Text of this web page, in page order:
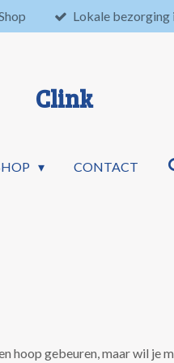
Lokale bezorging
Clink
CONTACT
hoop gebeuren, maar wil je